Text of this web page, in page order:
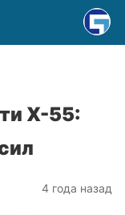
Х-55:
4 года назад